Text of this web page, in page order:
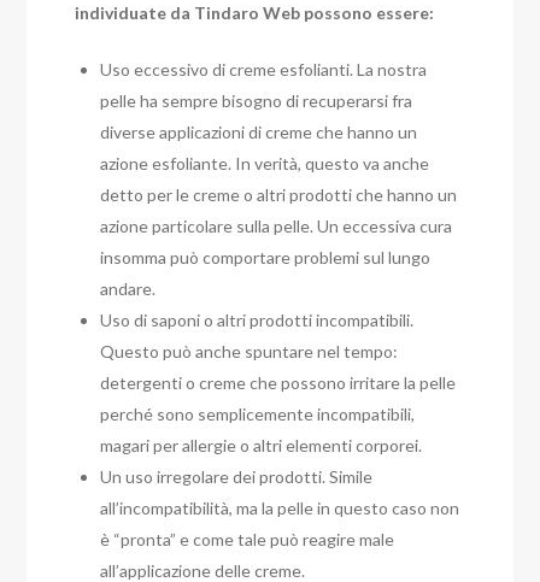
individuate da Tindaro Web possono essere:
Uso eccessivo di creme esfolianti. La nostra
pelle ha sempre bisogno di recuperarsi fra
diverse applicazioni di creme che hanno un
azione esfoliante. In verità, questo va anche
detto per le creme o altri prodotti che hanno un
azione particolare sulla pelle. Un eccessiva cura
insomma può comportare problemi sul lungo
andare.
Uso di saponi o altri prodotti incompatibili.
Questo può anche spuntare nel tempo:
detergenti o creme che possono irritare la pelle
perché sono semplicemente incompatibili,
magari per allergie o altri elementi corporei.
Un uso irregolare dei prodotti. Simile
all’incompatibilità, ma la pelle in questo caso non
è “pronta” e come tale può reagire male
all’applicazione delle creme.